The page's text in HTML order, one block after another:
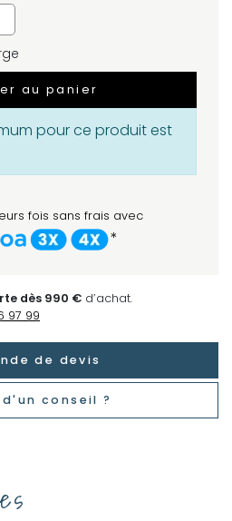
au panier
pour ce produit est
fois sans frais avec
*
dès 990 € d’achat.
97 99
de devis
conseil ?